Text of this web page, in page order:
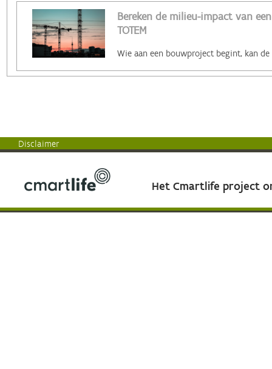
Bereken de milieu-impact van
TOTEM
Disclaimer
Het Cmartlife project